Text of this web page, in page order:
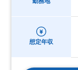
想定年収